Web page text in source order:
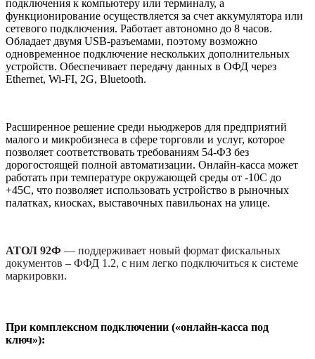
подключения к компьютеру или терминалу, а
функционирование осуществляется за счет аккумулятора или
сетевого подключения. Работает автономно до 8 часов.
Обладает двумя USB-разъемами, поэтому возможно
одновременное подключение нескольких дополнительных
устройств. Обеспечивает передачу данных в ОФД через
Ethernet, Wi-FI, 2G, Bluetooth.
Расширенное решение среди ньюджеров для предприятий
малого и микробизнеса в сфере торговли и услуг, которое
позволяет соответствовать требованиям 54-ФЗ без
дорогостоящей полной автоматизации. Онлайн-касса может
работать при температуре окружающей среды от -10С до
+45С, что позволяет использовать устройство в рыночных
палатках, киосках, выставочных павильонах на улице.
АТОЛ 92Ф — поддерживает новый формат фискальных
документов – ФФД 1.2, с ним легко подключиться к системе
маркировки.
При комплексном подключении («онлайн-касса под
ключ»):